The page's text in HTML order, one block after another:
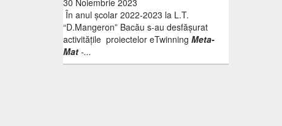
30 Noiembrie 2023
În anul școlar 2022-2023 la L.T.
“D.Mangeron” Bacău s-au desfășurat
activitățile proiectelor eTwinning Meta-
Mat -...